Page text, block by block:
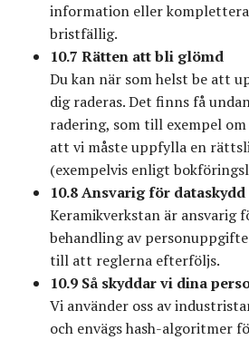
information eller
bristfällig.
10.7 Rätten att bli glömd
Du kan när som helst be att
dig raderas. Det finns få
radering, som till exempel
att vi måste uppfylla en
(exempelvis enligt
10.8 Ansvarig för dataskydd
Keramikverkstan är ansvarig
behandling av
till att reglerna efterföljs.
10.9 Så skyddar vi dina
Vi använder oss av
och envägs hash-algoritmer